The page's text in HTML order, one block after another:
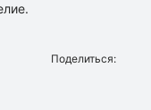
Поделиться: